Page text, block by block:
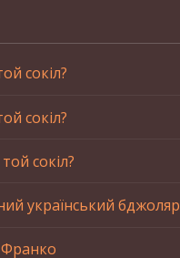
сокіл?
сокіл?
сокіл?
український бджоляр